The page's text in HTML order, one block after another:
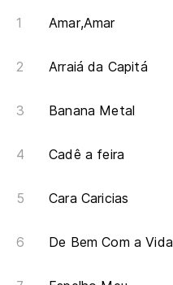
Amar,Amar
Arraiá da Capitá
Banana Metal
Cadê a feira
Cara Caricias
De Bem Com a Vida